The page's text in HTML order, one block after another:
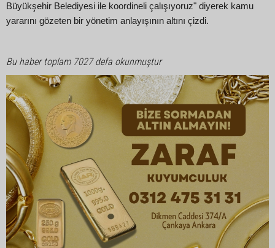
Büyükşehir Belediyesi ile koordineli çalışıyoruz" diyerek kamu
yararını gözeten bir yönetim anlayışının altını çizdi.
Bu haber toplam 7027 defa okunmuştur